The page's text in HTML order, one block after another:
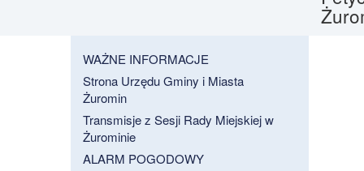
WAŻNE INFORMACJE
Strona Urzędu Gminy i Miasta
Żuromin
Transmisje z Sesji Rady Miejskiej w
Żurominie
ALARM POGODOWY